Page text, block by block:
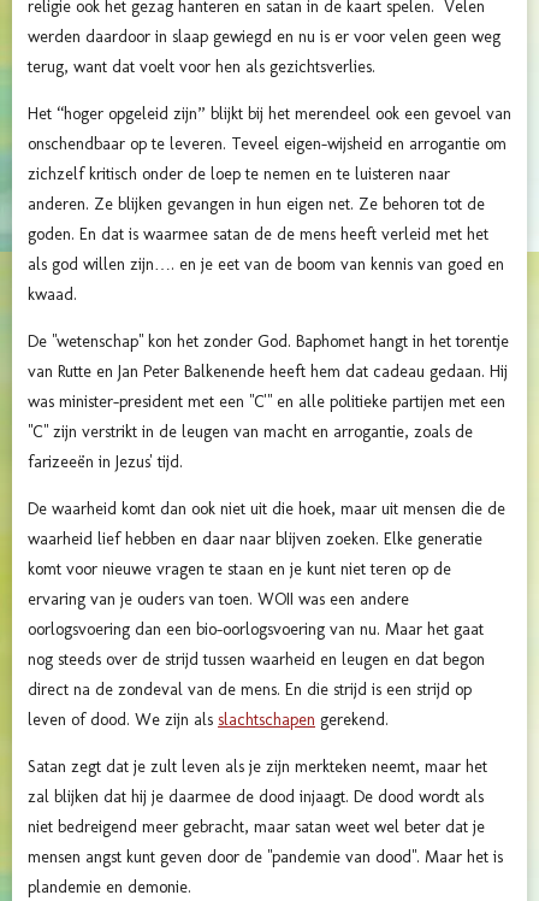
religie ook het gezag hanteren en satan in de kaart spelen. Velen
werden daardoor in slaap gewiegd en nu is er voor velen geen weg
terug, want dat voelt voor hen als gezichtsverlies.
Het “hoger opgeleid zijn” blijkt bij het merendeel ook een gevoel van
onschendbaar op te leveren. Teveel eigen-wijsheid en arrogantie om
zichzelf kritisch onder de loep te nemen en te luisteren naar
anderen. Ze blijken gevangen in hun eigen net. Ze behoren tot de
goden. En dat is waarmee satan de de mens heeft verleid met het
als god willen zijn…. en je eet van de boom van kennis van goed en
kwaad.
De "wetenschap" kon het zonder God. Baphomet hangt in het torentje
van Rutte en Jan Peter Balkenende heeft hem dat cadeau gedaan. Hij
was minister-president met een "C'" en alle politieke partijen met een
"C" zijn verstrikt in de leugen van macht en arrogantie, zoals de
farizeeën in Jezus' tijd.
De waarheid komt dan ook niet uit die hoek, maar uit mensen die de
waarheid lief hebben en daar naar blijven zoeken. Elke generatie
komt voor nieuwe vragen te staan en je kunt niet teren op de
ervaring van je ouders van toen. WOII was een andere
oorlogsvoering dan een bio-oorlogsvoering van nu. Maar het gaat
nog steeds over de strijd tussen waarheid en leugen en dat begon
direct na de zondeval van de mens. En die strijd is een strijd op
leven of dood. We zijn als slachtschapen gerekend.
Satan zegt dat je zult leven als je zijn merkteken neemt, maar het
zal blijken dat hij je daarmee de dood injaagt. De dood wordt als
niet bedreigend meer gebracht, maar satan weet wel beter dat je
mensen angst kunt geven door de "pandemie van dood". Maar het is
plandemie en demonie.